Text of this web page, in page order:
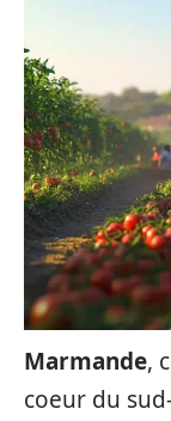
Marmande,
coeur du